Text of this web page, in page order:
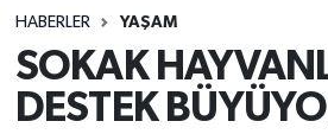
HABERLER YAŞAM
SOKAK
DESTEK
DÜNYA
EĞİTİM
Tüm Manşetler
Son Dakika Haberleri